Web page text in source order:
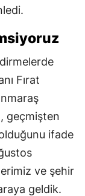
Fırat
geçmişten
ifade
ve şehir
geldik.